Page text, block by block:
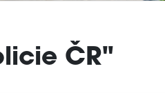
ČR"